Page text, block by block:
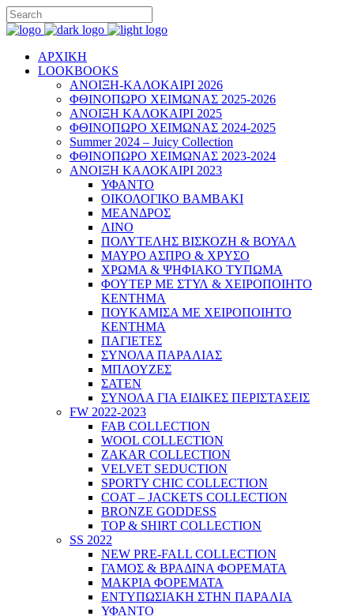
ΑΡΧΙΚΗ
LOOKBOOKS
ΑΝΟΙΞΗ-ΚΑΛΟΚΑΙΡΙ 2026
ΦΘΙΝΟΠΩΡΟ ΧΕΙΜΩΝΑΣ 2025-2026
ΑΝΟΙΞΗ ΚΑΛΟΚΑΙΡΙ 2025
ΦΘΙΝΟΠΩΡΟ ΧΕΙΜΩΝΑΣ 2024-2025
Summer 2024 – Juicy Collection
ΦΘΙΝΟΠΩΡΟ ΧΕΙΜΩΝΑΣ 2023-2024
ΑΝΟΙΞΗ ΚΑΛΟΚΑΙΡΙ 2023
ΥΦΑΝΤΟ
ΟΙΚΟΛΟΓΙΚΟ ΒΑΜΒΑΚΙ
ΜΕΑΝΔΡΟΣ
ΛΙΝΟ
ΠΟΛΥΤΕΛΗΣ ΒΙΣΚΟΖΗ & ΒΟΥΑΛ
ΜΑΥΡΟ ΑΣΠΡΟ & ΧΡΥΣΟ
ΧΡΩΜΑ & ΨΗΦΙΑΚΟ ΤΥΠΩΜΑ
ΦΟΥΤΕΡ ΜΕ ΣΤΥΛ & ΧΕΙΡΟΠΟΙΗΤΟ
ΚΕΝΤΗΜΑ
ΠΟΥΚΑΜΙΣΑ ΜΕ ΧΕΙΡΟΠΟΙΗΤΟ
ΚΕΝΤΗΜΑ
ΠΑΓΙΕΤΕΣ
ΣΥΝΟΛΑ ΠΑΡΑΛΙΑΣ
ΜΠΛΟΥΖΕΣ
ΣΑΤΕΝ
ΣΥΝΟΛΑ ΓΙΑ ΕΙΔΙΚΕΣ ΠΕΡΙΣΤΑΣΕΙΣ
FW 2022-2023
FAB COLLECTION
WOOL COLLECTION
ZAKAR COLLECTION
VELVET SEDUCTION
SPORTY CHIC COLLECTION
COAT – JACKETS COLLECTION
BRONZE GODDESS
TOP & SHIRT COLLECTION
SS 2022
NEW PRE-FALL COLLECTION
ΓΑΜΟΣ & ΒΡΑΔΙΝΑ ΦΟΡΕΜΑΤΑ
ΜΑΚΡΙΑ ΦΟΡΕΜΑΤΑ
ΕΝΤΥΠΩΣΙΑΚΗ ΣΤΗΝ ΠΑΡΑΛΙΑ
ΥΦΑΝΤΟ